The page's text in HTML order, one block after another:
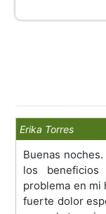
Erika Torres
Buenas
los
problema en mi
fuerte dolor